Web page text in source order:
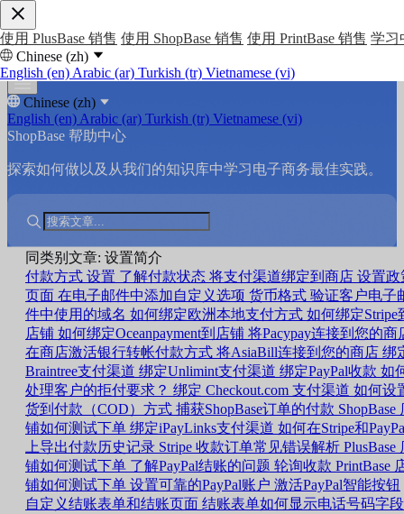
使用 PlusBase 销售 使用 ShopBase 销售 使用 PrintBase 销售 学习
Chinese (zh)
English (en) Arabic (ar) Turkish (tr) Vietnamese (vi)
Chinese (zh)
English (en) Arabic (ar) Turkish (tr) Vietnamese (vi)
ShopBase 帮助中心
探索如何做以及从我们的知识库中学习电子商务最佳实践。
同类别文章: 设置简介
付款方式 设置 了解付款状态 将支付渠道绑定到商店 设置政
页面 在电子邮件中添加自定义选项 货币格式 验证客户电子
件中使用的域名 如何绑定欧洲本地支付方式 如何绑定Stripe
店铺 如何绑定Oceanpayment到店铺 将Pacypay连接到您的商
在商店激活银行转帐付款方式 将AsiaBill连接到您的商店 绑
Braintree支付渠道 绑定Unlimint支付渠道 绑定PayPal收款 如
处理客户的拒付要求？ 绑定 Checkout.com 支付渠道 如何设
货到付款（COD）方式 捕获ShopBase订单的付款 ShopBase
铺如何测试下单 绑定iPayLinks支付渠道 如何在Stripe和
上导出付款历史记录 Stripe 收款订单常见错误解析 PlusBase
铺如何测试下单 了解PayPal结账的问题 轮询收款 PrintBase
铺如何测试下单 设置可靠的PayPal账户 激活PayPal智能按钮
自定义结账表单和结账页面 结账表单如何显示电话号码字段